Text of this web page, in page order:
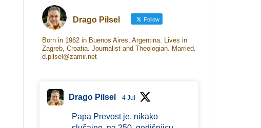
Drago Pilsel Follow
Born in 1962 in Buenos Aires, Argentina. Lives in
Zagreb, Croatia. Journalist and Theologian. Married.
d.pilsel@zamir.net
Drago Pilsel 4 Jul
Papa Prevost je, nikako